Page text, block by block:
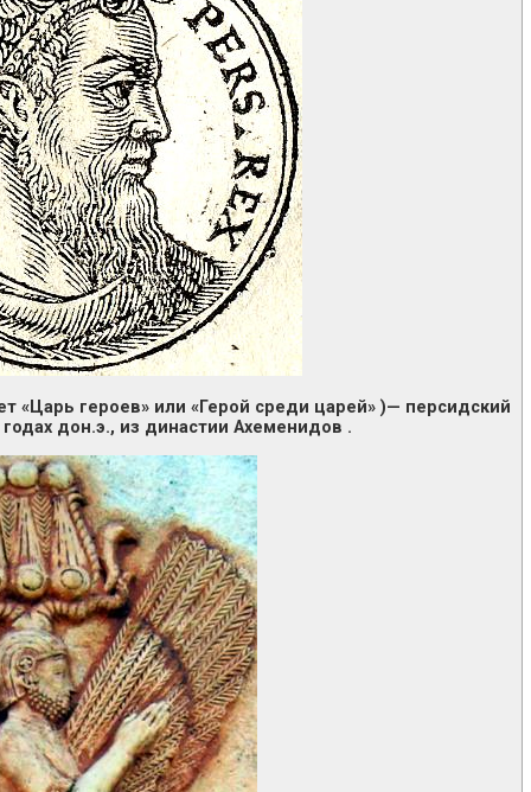
«Царь героев» или «Герой среди царей» )— персидский
дон.э., из династии Ахеменидов .